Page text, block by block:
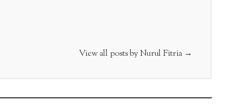
View all posts by Nurul Fitria →